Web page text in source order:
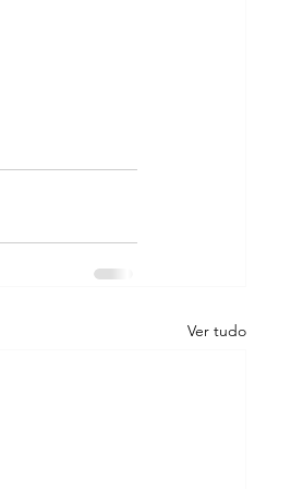
Ver tudo